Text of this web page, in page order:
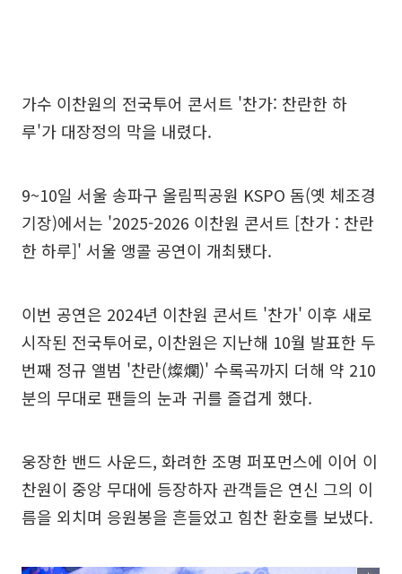
가수 이찬원의 전국투어 콘서트 '찬가: 찬란한 하
루'가 대장정의 막을 내렸다.
9~10일 서울 송파구 올림픽공원 KSPO 돔(옛 체조경
기장)에서는 '2025-2026 이찬원 콘서트 [찬가 : 찬란
한 하루]' 서울 앵콜 공연이 개최됐다.
이번 공연은 2024년 이찬원 콘서트 '찬가' 이후 새로
시작된 전국투어로, 이찬원은 지난해 10월 발표한 두
번째 정규 앨범 '찬란(燦爛)' 수록곡까지 더해 약 210
분의 무대로 팬들의 눈과 귀를 즐겁게 했다.
웅장한 밴드 사운드, 화려한 조명 퍼포먼스에 이어 이
찬원이 중앙 무대에 등장하자 관객들은 연신 그의 이
름을 외치며 응원봉을 흔들었고 힘찬 환호를 보냈다.